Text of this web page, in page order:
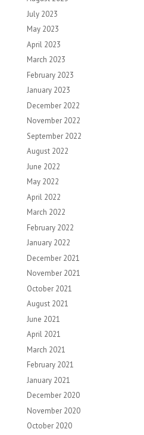
July 2023
May 2023
April 2023
March 2023
February 2023
January 2023
December 2022
November 2022
September 2022
August 2022
June 2022
May 2022
April 2022
March 2022
February 2022
January 2022
December 2021
November 2021
October 2021
August 2021
June 2021
April 2021
March 2021
February 2021
January 2021
December 2020
November 2020
October 2020